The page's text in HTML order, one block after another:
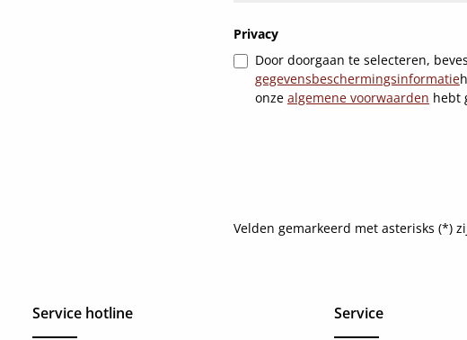
Privacy
Door doorgaan te selecteren,
gegevensbeschermingsinformatie
onze algemene voorwaarden hebt
Velden gemarkeerd met asterisks (*)
Service hotline Service